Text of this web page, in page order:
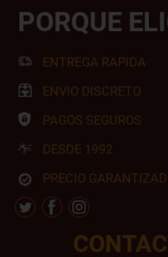
PORQUE
ENTREGA RAPIDA
ENVIO DISCRETO
PAGOS SEGUROS
DESDE 1992
PRECIO